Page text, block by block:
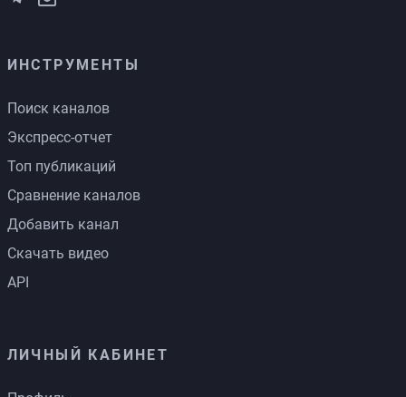
ИНСТРУМЕНТЫ
Поиск каналов
Экспресс-отчет
Топ публикаций
Сравнение каналов
Добавить канал
Скачать видео
API
ЛИЧНЫЙ КАБИНЕТ